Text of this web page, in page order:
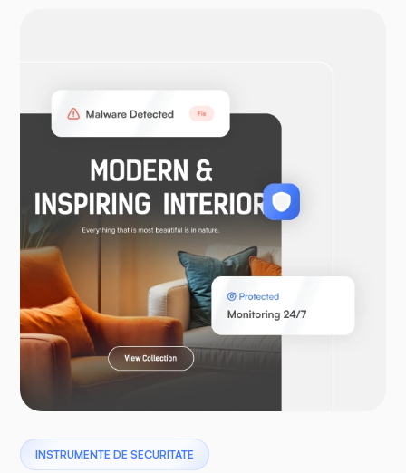
WooCommerce
Laravel
Pterodactil
INSTRUMENTE DE SECURITATE